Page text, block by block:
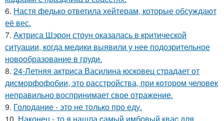
6. Настя федько ответила хейтерам, которые обсуждают
её вес.
7. Актриса Шэрон стоун оказалась в критической
ситуации, когда медики выявили у нее подозрительное
новообразование в груди.
8. 24-Летняя актриса Василина юсковец страдает от
дисморфофобии, это расстройства, при котором человек
неправильно воспринимает свое отражение.
9. Голодание - это не только про еду.